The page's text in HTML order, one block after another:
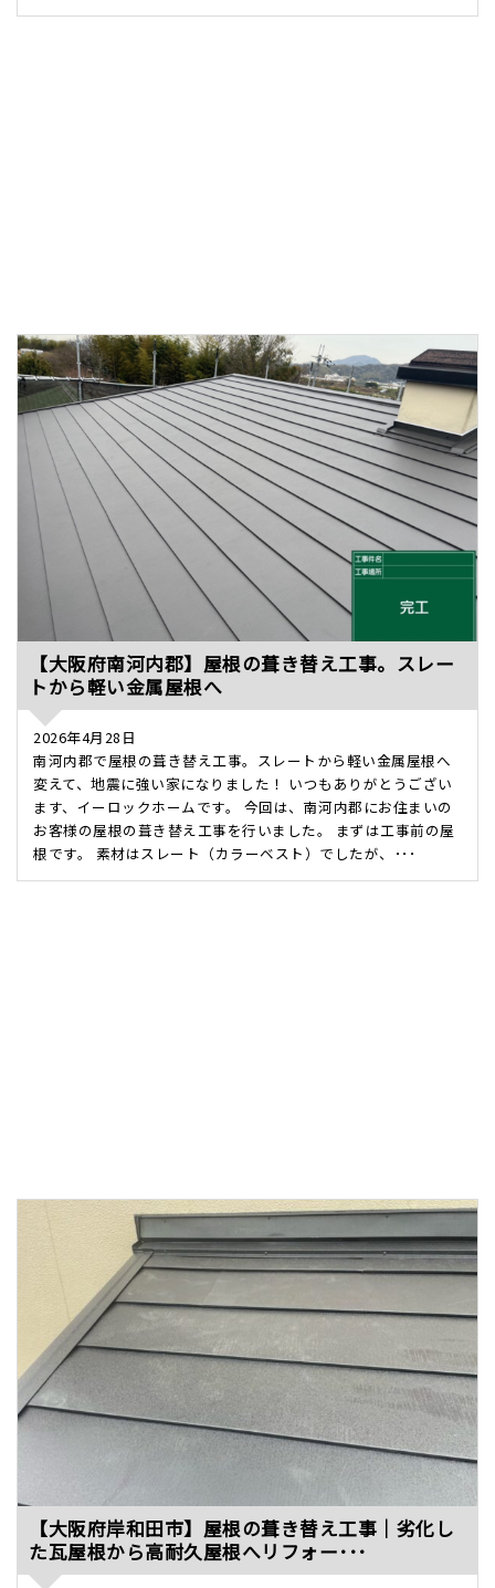
【大阪府南河内郡】屋根の葺き替え工事。スレー
トから軽い金属屋根へ
2026年4月28日
南河内郡で屋根の葺き替え工事。スレートから軽い金属屋根へ
変えて、地震に強い家になりました！ いつもありがとうござい
ます、イーロックホームです。 今回は、南河内郡にお住まいの
お客様の屋根の葺き替え工事を行いました。 まずは工事前の屋
根です。 素材はスレート（カラーベスト）でしたが、･･･
【大阪府岸和田市】屋根の葺き替え工事｜劣化し
た瓦屋根から高耐久屋根へリフォー･･･